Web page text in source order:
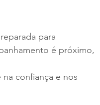
para
é próximo,
confiança e nos